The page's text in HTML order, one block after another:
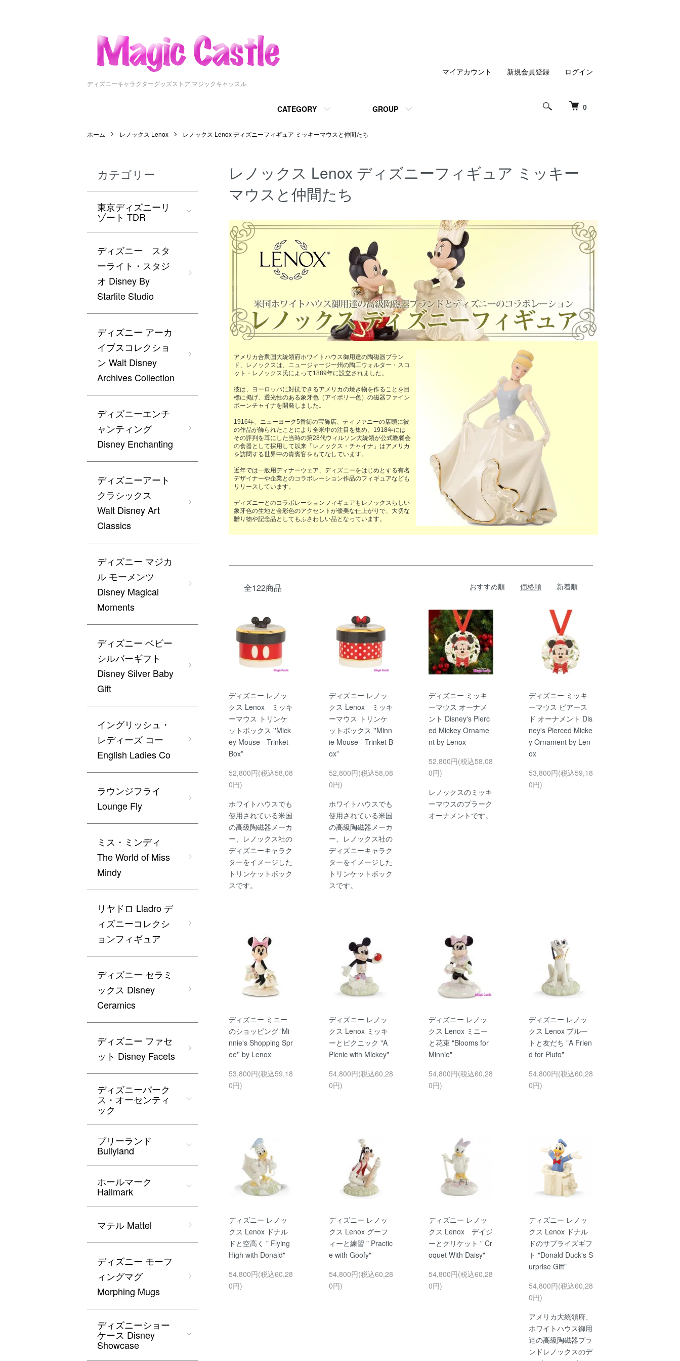
ディズニーキャラクターグッズストア マジックキャッスル
0
CATEGORY GROUP
マイアカウント 新規会員登録 ログイン
ホーム レノックス Lenox レノックス Lenox ディズニーフィギュア ミッキーマウスと仲間たち
レノックス Lenox ディズニーフィギュア ミッキー
マウスと仲間たち
アメリカ合衆国大統領府ホワイトハウス御用達の陶磁器ブラン
ド、レノックスは、ニュージャージー州の陶工ウォルター・スコ
ット・レノックス氏によって1889年に設立されました。
彼は、ヨーロッパに対抗できるアメリカの焼き物を作ることを目
標に掲げ、透光性のある象牙色（アイボリー色）の磁器ファイン
ボーンチャイナを開発しました。
1916年、ニューヨーク5番街の宝飾店、ティファニーの店頭に彼
の作品が飾られたことにより全米中の注目を集め、1918年には
その評判を耳にした当時の第28代ウィルソン大統領が公式晩餐会
の食器として採用して以来「レノックス・チャイナ」はアメリカ
を訪問する世界中の貴賓客をもてなしています。
近年では一般用ディナーウェア、ディズニーをはじめとする有名
デザイナーや企業とのコラボレーション作品のフィギュアなども
リリースしています。
ディズニーとのコラボレーションフィギュアもレノックスらしい
象牙色の生地と金彩色のアクセントが優美な仕上がりで、大切な
贈り物や記念品としてもふさわしい品となっています。
全122商品 おすすめ順 価格順 新着順
ディズニー レノッ
クス Lenox ミッキ
ーマウス トリンケ
ットボックス ''Mick
ey Mouse - Trinket
Box”
52,800円(税込58,08
0円)
ホワイトハウスでも
使用されている米国
の高級陶磁器メーカ
ー、レノックス社の
ディズニーキャラク
ターをイメージした
トリンケットボック
スです。
ディズニー レノッ
クス Lenox ミッキ
ーマウス トリンケ
ットボックス ''Minn
ie Mouse - Trinket B
ox”
52,800円(税込58,08
0円)
ホワイトハウスでも
使用されている米国
の高級陶磁器メーカ
ー、レノックス社の
ディズニーキャラク
ターをイメージした
トリンケットボック
スです。
ディズニー ミッキ
ーマウス オーナメ
ント Disney's Pierc
ed Mickey Orname
nt by Lenox
52,800円(税込58,08
0円)
レノックスのミッキ
ーマウスのプラーク
オーナメントです。
ディズニー ミッキ
ーマウス ピアース
ド オーナメント Dis
ney's Pierced Micke
y Ornament by Len
ox
53,800円(税込59,18
0円)
ディズニー ミニー
のショッピング 'Mi
nnie's Shopping Spr
ee'' by Lenox
53,800円(税込59,18
0円)
ディズニー レノッ
クス Lenox ミッキ
ーとピクニック "A
Picnic with Mickey"
54,800円(税込60,28
0円)
ディズニー レノッ
クス Lenox ミニー
と花束 "Blooms for
Minnie"
54,800円(税込60,28
0円)
ディズニー レノッ
クス Lenox プルー
トと友だち "A Frien
d for Pluto"
54,800円(税込60,28
0円)
ディズニー レノッ
クス Lenox ドナル
ドと空高く " Flying
High with Donald"
54,800円(税込60,28
0円)
ディズニー レノッ
クス Lenox グーフ
ィーと練習 " Practic
e with Goofy"
54,800円(税込60,28
0円)
ディズニー レノッ
クス Lenox デイジ
ーとクリケット " Cr
oquet With Daisy"
54,800円(税込60,28
0円)
ディズニー レノッ
クス Lenox ドナル
ドのサプライズギフ
ト "Donald Duck's S
urprise Gift"
54,800円(税込60,28
0円)
アメリカ大統領府、
ホワイトハウス御用
達の高級陶磁器ブラ
ンドレノックスのデ
カテゴリー
東京ディズニーリ
ゾート TDR
ディズニー スタ
ーライト・スタジ
オ Disney By
Starlite Studio
ディズニー アーカ
イブスコレクショ
ン Walt Disney
Archives Collection
ディズニーエンチ
ャンティング
Disney Enchanting
ディズニーアート
クラシックス
Walt Disney Art
Classics
ディズニー マジカ
ル モーメンツ
Disney Magical
Moments
ディズニー ベビー
シルバーギフト
Disney Silver Baby
Gift
イングリッシュ・
レディーズ コー
English Ladies Co
ラウンジフライ
Lounge Fly
ミス・ミンディ
The World of Miss
Mindy
リヤドロ Lladro デ
ィズニーコレクシ
ョンフィギュア
ディズニー セラミ
ックス Disney
Ceramics
ディズニー ファセ
ット Disney Facets
ディズニーパーク
ス・オーセンティ
ック
ブリーランド
Bullyland
ホールマーク
Hallmark
マテル Mattel
ディズニー モーフ
ィングマグ
Morphing Mugs
ディズニーショー
ケース Disney
Showcase